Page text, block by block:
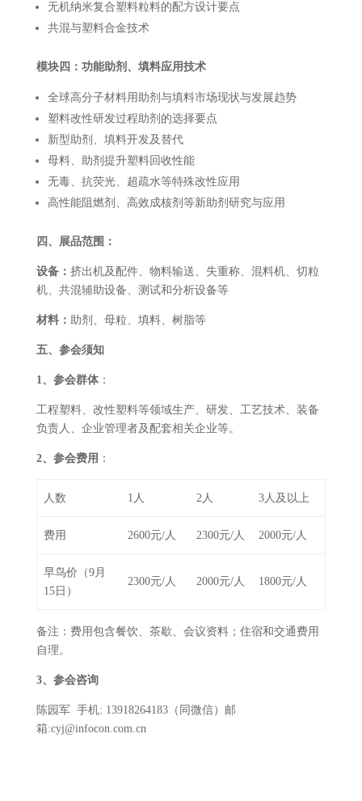
无机纳米复合塑料粒料的配方设计要点
共混与塑料合金技术
模块四：功能助剂、填料应用技术
全球高分子材料用助剂与填料市场现状与发展趋势
塑料改性研发过程助剂的选择要点
新型助剂、填料开发及替代
母料、助剂提升塑料回收性能
无毒、抗荧光、超疏水等特殊改性应用
高性能阻燃剂、高效成核剂等新助剂研究与应用
四、展品范围：
设备： 挤出机及配件、物料输送、失重称、混料机、切粒
机、共混辅助设备、测试和分析设备等
材料： 助剂、母粒、填料、树脂等
五、参会须知
1、 参会群体：
工程塑料、改性塑料等领域生产、研发、工艺技术、装备
负责人、企业管理者及配套相关企业等。
2、参会费用 ：
人数 1人 2人 3人及以上
费用 2600元/人 2300元/人 2000元/人
早鸟价（9月
15日）
2300元/人 2000元/人 1800元/人
备注：费用包含餐饮、茶歇、会议资料；住宿和交通费用
自理。
3、参会咨询
陈园军 手机: 13918264183（同微信）邮
箱:cyj@infocon.com.cn